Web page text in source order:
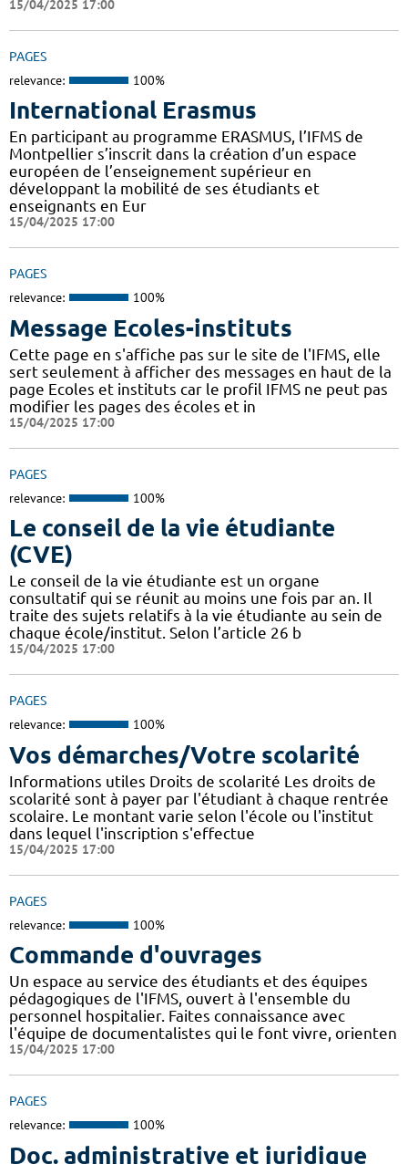
15/04/2025 17:00
PAGES
relevance: 100%
International Erasmus
En participant au programme ERASMUS, l’IFMS de
Montpellier s’inscrit dans la création d’un espace
européen de l’enseignement supérieur en
développant la mobilité de ses étudiants et
enseignants en Eur
15/04/2025 17:00
PAGES
relevance: 100%
Message Ecoles-instituts
Cette page en s'affiche pas sur le site de l'IFMS, elle
sert seulement à afficher des messages en haut de la
page Ecoles et instituts car le profil IFMS ne peut pas
modifier les pages des écoles et in
15/04/2025 17:00
PAGES
relevance: 100%
Le conseil de la vie étudiante
(CVE)
Le conseil de la vie étudiante est un organe
consultatif qui se réunit au moins une fois par an. Il
traite des sujets relatifs à la vie étudiante au sein de
chaque école/institut. Selon l’article 26 b
15/04/2025 17:00
PAGES
relevance: 100%
Vos démarches/Votre scolarité
Informations utiles Droits de scolarité Les droits de
scolarité sont à payer par l'étudiant à chaque rentrée
scolaire. Le montant varie selon l'école ou l'institut
dans lequel l'inscription s'effectue
15/04/2025 17:00
PAGES
relevance: 100%
Commande d'ouvrages
Un espace au service des étudiants et des équipes
pédagogiques de l'IFMS, ouvert à l'ensemble du
personnel hospitalier. Faites connaissance avec
l'équipe de documentalistes qui le font vivre, orienten
15/04/2025 17:00
PAGES
relevance: 100%
Doc. administrative et juridique